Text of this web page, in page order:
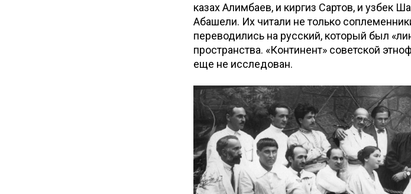
казах Алимбаев, и киргиз Сартов, и узбек
Абашели. Их читали не только
переводились на русский, который был
пространства. «Континент» советской
еще не исследован.